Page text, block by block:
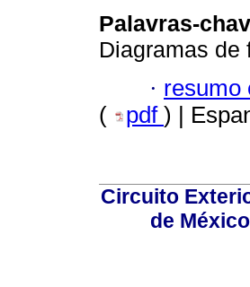
Palavras-
Diagramas de
· resumo
(
pdf ) |
Circuito
de